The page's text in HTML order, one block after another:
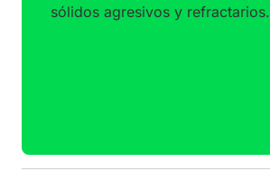
sólidos agresivos y refractarios.